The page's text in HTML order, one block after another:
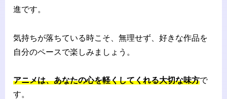
進です。
気持ちが落ちている時こそ、無理せず、好きな作品を
自分のペースで楽しみましょう。
アニメは、あなたの心を軽くしてくれる大切な味方で
す。